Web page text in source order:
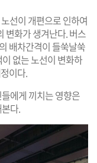
R
L
복
사
유
하
기
크
게
변
경
하
작
게
변
경
하
선이 개편으로 인하여
변화가 생겨난다. 버스
배차간격이 들쑥날쑥
없는 노선이 변화하
이다.
에게 끼치는 영향은
다.